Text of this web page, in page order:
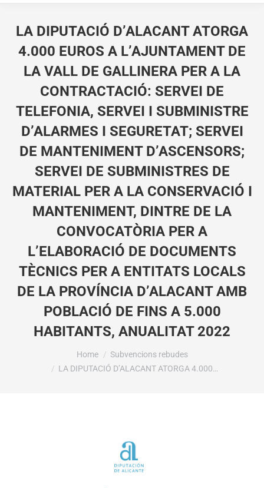
LA DIPUTACIÓ D’ALACANT ATORGA
4.000 EUROS A L’AJUNTAMENT DE
LA VALL DE GALLINERA PER A LA
CONTRACTACIÓ: SERVEI DE
TELEFONIA, SERVEI I SUBMINISTRE
D’ALARMES I SEGURETAT; SERVEI
DE MANTENIMENT D’ASCENSORS;
SERVEI DE SUBMINISTRES DE
MATERIAL PER A LA CONSERVACIÓ I
MANTENIMENT, DINTRE DE LA
CONVOCATÒRIA PER A
L’ELABORACIÓ DE DOCUMENTS
TÈCNICS PER A ENTITATS LOCALS
DE LA PROVÍNCIA D’ALACANT AMB
POBLACIÓ DE FINS A 5.000
HABITANTS, ANUALITAT 2022
Home
Subvencions rebudes
LA DIPUTACIÓ D’ALACANT ATORGA 4.000…